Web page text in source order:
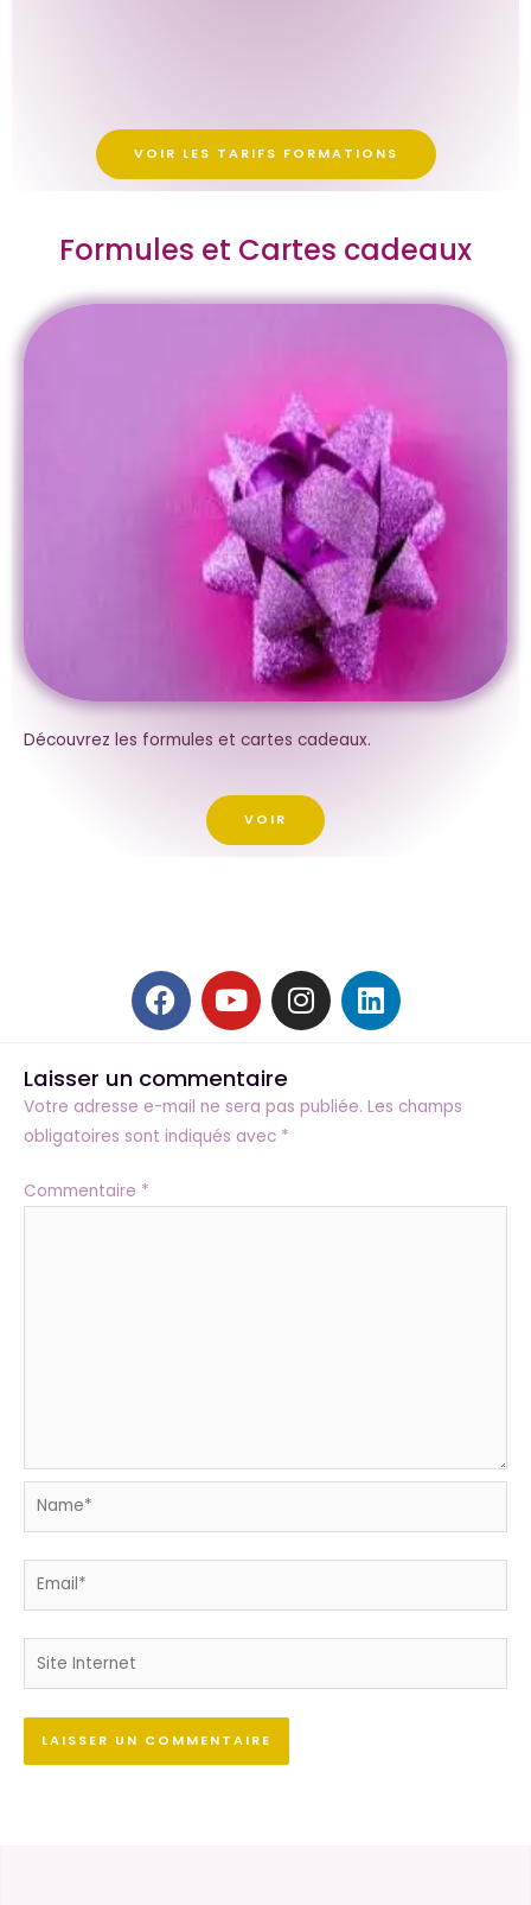
VOIR LES TARIFS FORMATIONS
Formules et Cartes cadeaux
Découvrez les formules et cartes cadeaux.
VOIR
F
a
c
e
b
o
Y
o
u
t
u
b
I
n
s
a
m
L
i
n
e
Laisser un commentaire
Votre adresse e-mail ne sera pas publiée. Les champs
obligatoires sont indiqués avec *
Commentaire *
Name*
Email*
Site